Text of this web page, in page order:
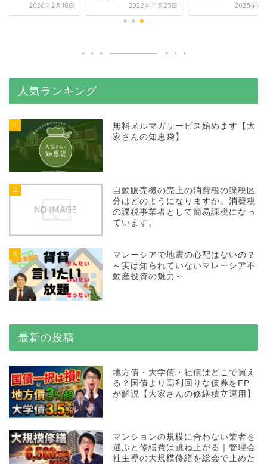
2026年2月18日 2022年11月23日 2025年4
人気ランキング
1
無料メルマガサービス始めます【大
家さんの知恵袋】
2
自動販売機の売上の消費税の課税区
分はどのようになりますか。消費税
の課税事業者として簡易課税になっ
ています。
3
マレーシアで地震の心配はないの？
～実は知られていないマレーシア不
動産投資の魅力～
最新の投稿
地方債・大学債・社債はどこで買え
る？国債より高利回りな債券をFP
が解説【大家さんの修繕積立運用】
マンションの規模に合わない業者を
選ぶと修繕費は跳ね上がる｜管理会
社主導の大規模修繕を総会で止めた